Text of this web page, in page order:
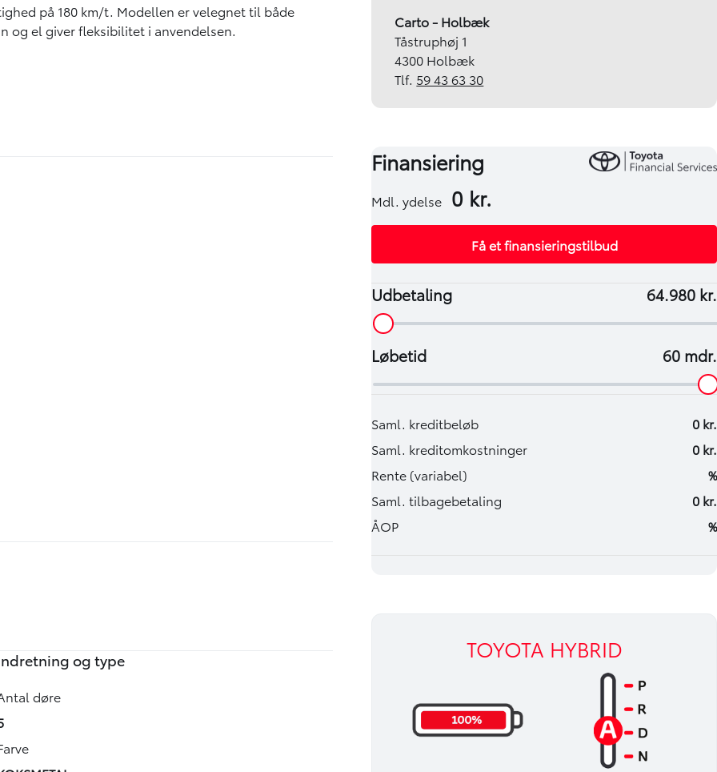
på 180 km/t. Modellen er velegnet til både
og el giver fleksibilitet i anvendelsen.
og type
døre
Carto - Holbæk
Tåstruphøj 1
4300 Holbæk
Tlf. 59 43 63 30
TOYOTA HYBRID